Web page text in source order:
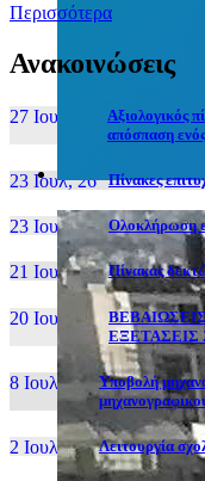
Περισσότερα
Ανακοινώσεις
27 Ιουν, 26
Αξιολογικός
απόσπαση
23 Ιουλ, 26 Πίνακες
23 Ιουλ, 26 Ολοκλήρωση
21 Ιουλ, 26 Πίνακας
20 Ιουλ, 26
ΕΞΕΤΑΣΕΙΣ
8 Ιουλ, 26
Υποβολή
2 Ιουλ, 26 Λειτουργία